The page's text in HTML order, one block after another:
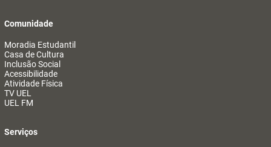
Comunidade
Moradia Estudantil
Casa de Cultura
Inclusão Social
Acessibilidade
Atividade Física
TV UEL
UEL FM
Serviços